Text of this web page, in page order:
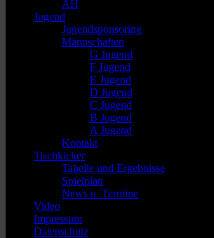
AH
Jugend
Jugendsponsoring
Mannschaften
G Jugend
F Jugend
E Jugend
D Jugend
C Jugend
B Jugend
A Jugend
Kontakt
Tischkicker
Tabelle und Ergebnisse
Spielplan
News u. Termine
Video
Impressum
Datenschutz